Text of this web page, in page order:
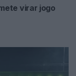
virar jogo